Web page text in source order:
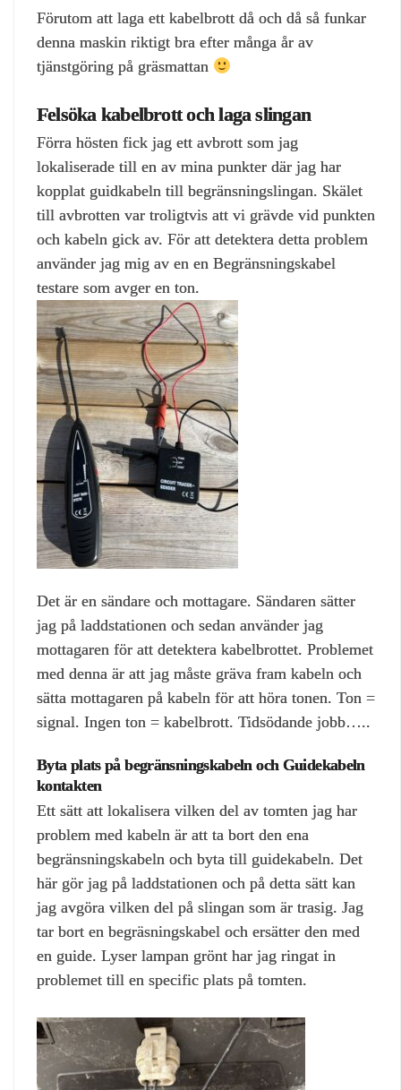
Förutom att laga ett kabelbrott då och då så funkar
denna maskin riktigt bra efter många år av
tjänstgöring på gräsmattan
Felsöka kabelbrott och laga slingan
Förra hösten fick jag ett avbrott som jag
lokaliserade till en av mina punkter där jag har
kopplat guidkabeln till begränsningslingan. Skälet
till avbrotten var troligtvis att vi grävde vid punkten
och kabeln gick av. För att detektera detta problem
använder jag mig av en en Begränsningskabel
testare som avger en ton.
Det är en sändare och mottagare. Sändaren sätter
jag på laddstationen och sedan använder jag
mottagaren för att detektera kabelbrottet. Problemet
med denna är att jag måste gräva fram kabeln och
sätta mottagaren på kabeln för att höra tonen. Ton =
signal. Ingen ton = kabelbrott. Tidsödande jobb…..
Byta plats på begränsningskabeln och Guidekabeln
kontakten
Ett sätt att lokalisera vilken del av tomten jag har
problem med kabeln är att ta bort den ena
begränsningskabeln och byta till guidekabeln. Det
här gör jag på laddstationen och på detta sätt kan
jag avgöra vilken del på slingan som är trasig. Jag
tar bort en begräsningskabel och ersätter den med
en guide. Lyser lampan grönt har jag ringat in
problemet till en specific plats på tomten.